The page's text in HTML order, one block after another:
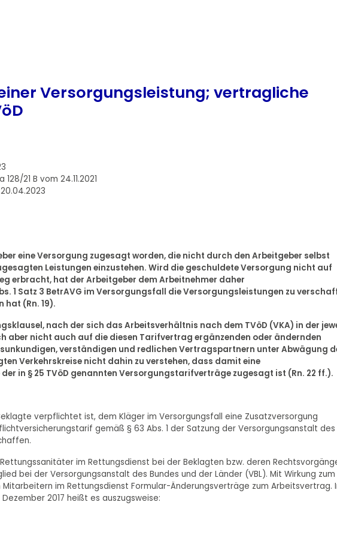
Versorgungsleistung; vertragliche
21 B vom 24.11.2021
eine Versorgung zugesagt worden, die nicht durch den Arbeitgeber selbst
Leistungen einzustehen. Wird die geschuldete Versorgung nicht auf
erbracht, hat der Arbeitgeber dem Arbeitnehmer daher
1 Satz 3 BetrAVG im Versorgungsfall die Versorgungsleistungen zu
hat (Rn. 19).
nach der sich das Arbeitsverhältnis nach dem TVöD (VKA) in der
aber nicht auch auf die diesen Tarifvertrag ergänzenden oder ändernden
verständigen und redlichen Vertragspartnern unter Abwägung
Verkehrskreise nicht dahin zu verstehen, dass damit eine
in § 25 TVöD genannten Versorgungstarifverträge zugesagt ist (Rn. 22 ff.).
verpflichtet ist, dem Kläger im Versorgungsfall eine Zusatzversorgung
gemäß § 63 Abs. 1 der Satzung der Versorgungsanstalt des
Rettungssanitäter im Rettungsdienst bei der Beklagten bzw. deren
bei der Versorgungsanstalt des Bundes und der Länder (VBL). Mit Wirkung zum
Mitarbeitern im Rettungsdienst Formular-Änderungsverträge zum Arbeitsvertrag.
2017 heißt es auszugsweise: